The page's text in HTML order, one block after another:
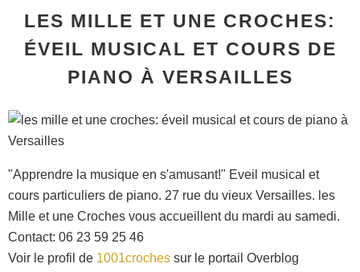
LES MILLE ET UNE CROCHES:
ÉVEIL MUSICAL ET COURS DE
PIANO À VERSAILLES
"Apprendre la musique en s'amusant!" Eveil musical et
cours particuliers de piano. 27 rue du vieux Versailles. les
Mille et une Croches vous accueillent du mardi au samedi.
Contact: 06 23 59 25 46
Voir le profil de 1001croches sur le portail Overblog